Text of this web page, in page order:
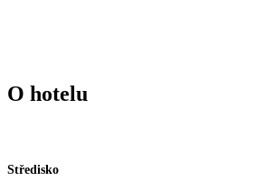
O hotelu
Středisko